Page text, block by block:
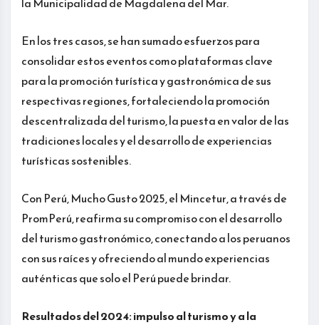
En los tres casos, se han sumado esfuerzos para
consolidar estos eventos como plataformas clave
para la promoción turística y gastronómica de sus
respectivas regiones, fortaleciendo la promoción
descentralizada del turismo, la puesta en valor de las
tradiciones locales y el desarrollo de experiencias
turísticas sostenibles.
Con Perú, Mucho Gusto 2025, el Mincetur, a través de
PromPerú, reafirma su compromiso con el desarrollo
del turismo gastronómico, conectando a los peruanos
con sus raíces y ofreciendo al mundo experiencias
auténticas que solo el Perú puede brindar.
Resultados del 2024: impulso al turismo y a la